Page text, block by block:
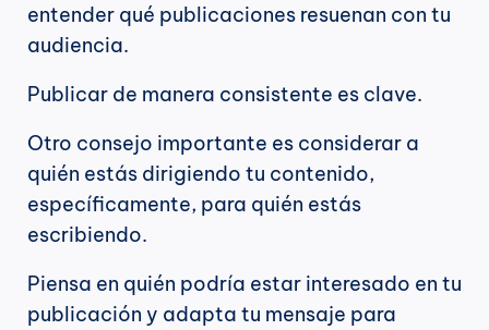
entender qué publicaciones resuenan con tu
audiencia.
Publicar de manera consistente es clave.
Otro consejo importante es considerar a
quién estás dirigiendo tu contenido,
específicamente, para quién estás
escribiendo.
Piensa en quién podría estar interesado en tu
publicación y adapta tu mensaje para